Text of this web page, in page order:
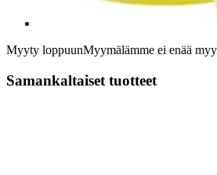
Myyty loppuunMyymälämme ei enää
Samankaltaiset tuotteet